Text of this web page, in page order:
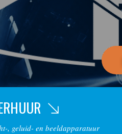
, geluid- en beeldapparatuur